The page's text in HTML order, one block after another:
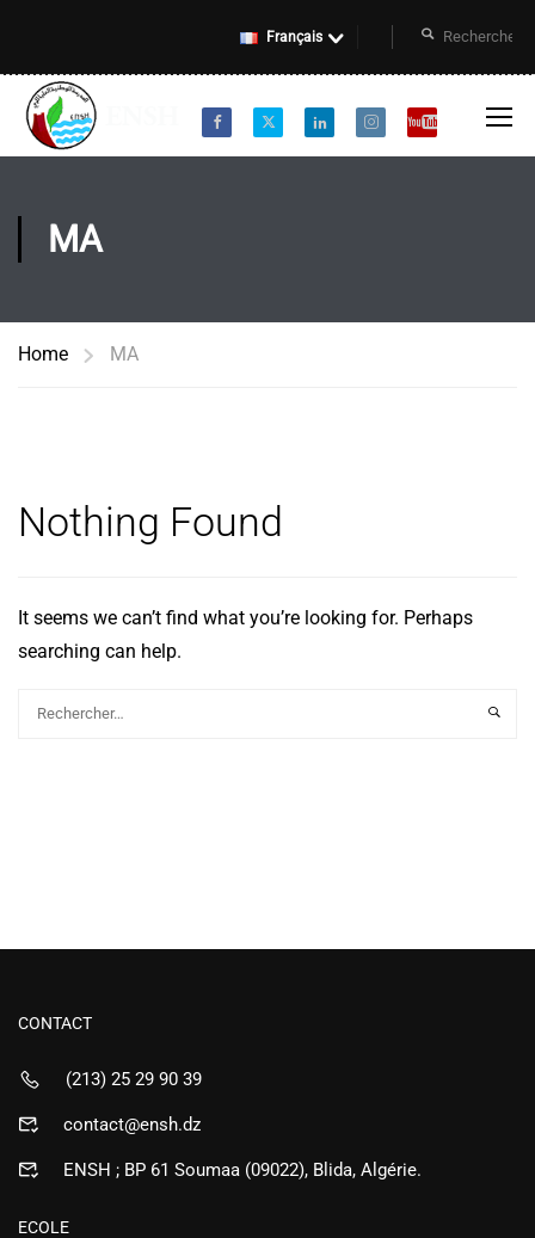
Français
MA
Home MA
Nothing Found
It seems we can’t find what you’re looking for. Perhaps
searching can help.
CONTACT
(213) 25 29 90 39
contact@ensh.dz
ENSH ; BP 61 Soumaa (09022), Blida, Algérie.
ECOLE